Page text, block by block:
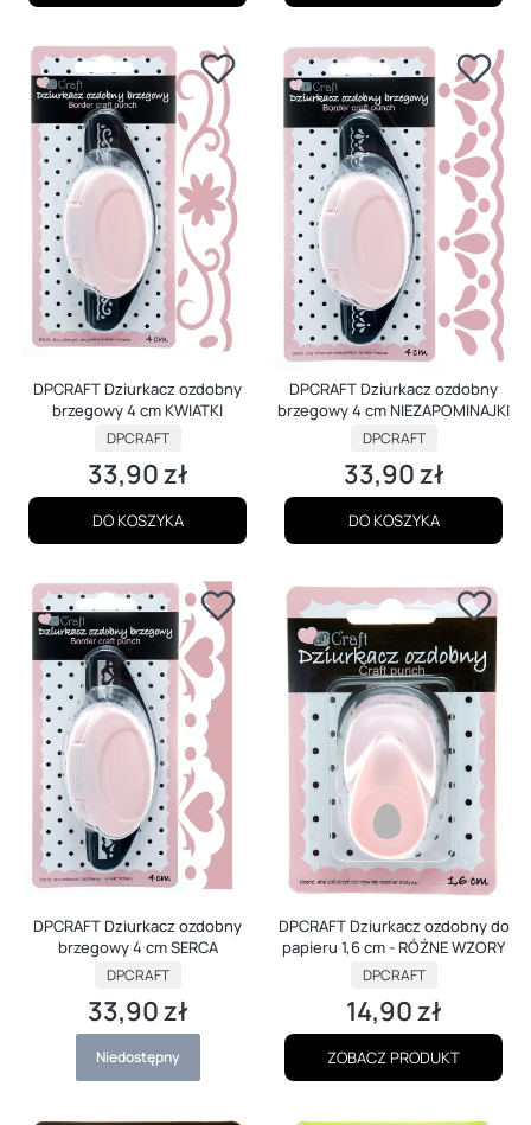
DPCRAFT Dziurkacz ozdobny
brzegowy 4 cm KWIATKI
PRODUCENT
DPCRAFT
Cena
33,90 zł
DO KOSZYKA
DPCRAFT Dziurkacz ozdobny
brzegowy 4 cm NIEZAPOMINAJKI
PRODUCENT
DPCRAFT
Cena
33,90 zł
DO KOSZYKA
DPCRAFT Dziurkacz ozdobny
brzegowy 4 cm SERCA
PRODUCENT
DPCRAFT
Cena
33,90 zł
Niedostępny
DPCRAFT Dziurkacz ozdobny do
papieru 1,6 cm - RÓŻNE WZORY
PRODUCENT
DPCRAFT
Cena
14,90 zł
ZOBACZ PRODUKT